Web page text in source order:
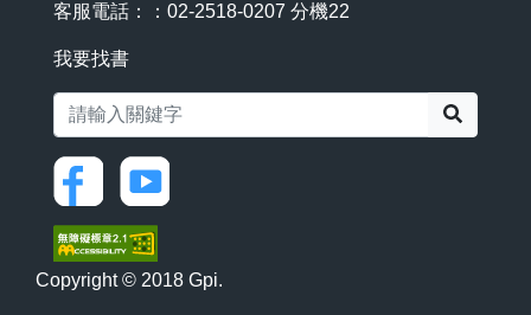
客服電話：：02-2518-0207 分機22
我要找書
Copyright © 2018 Gpi.